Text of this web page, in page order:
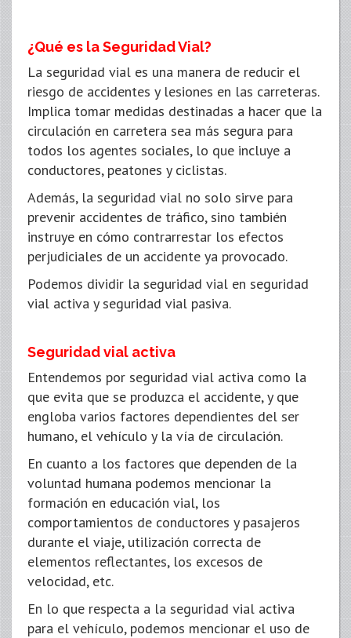
¿Qué es la Seguridad Vial?
La seguridad vial es una manera de reducir el
riesgo de accidentes y lesiones en las carreteras.
Implica tomar medidas destinadas a hacer que la
circulación en carretera sea más segura para
todos los agentes sociales, lo que incluye a
conductores, peatones y ciclistas.
Además, la seguridad vial no solo sirve para
prevenir accidentes de tráfico, sino también
instruye en cómo contrarrestar los efectos
perjudiciales de un accidente ya provocado.
Podemos dividir la seguridad vial en seguridad
vial activa y seguridad vial pasiva.
Seguridad vial activa
Entendemos por seguridad vial activa como la
que evita que se produzca el accidente, y que
engloba varios factores dependientes del ser
humano, el vehículo y la vía de circulación.
En cuanto a los factores que dependen de la
voluntad humana podemos mencionar la
formación en educación vial, los
comportamientos de conductores y pasajeros
durante el viaje, utilización correcta de
elementos reflectantes, los excesos de
velocidad, etc.
En lo que respecta a la seguridad vial activa
para el vehículo, podemos mencionar el uso de